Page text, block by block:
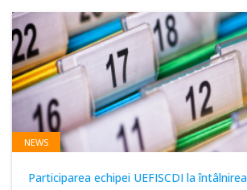
NEWS
Participarea echipei UEFISCDI la